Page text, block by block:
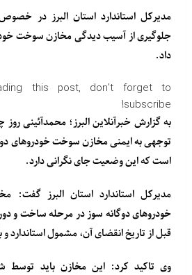
مدیرکل استاندارد استان البرز در
جلوگیری از آسیب دیدگی مخازن سوخت
داد.
this post, don't forget to
subscribe!
به گزارش خبرآنلاین البرز؛ محمدآئینی
توجهی به ایمنی مخازن سوخت خودروهای
است که این وضعیت جای نگرانی دارد.
مدیرکل استاندارد استان البرز
خودروهای دوگانه سوز در مرحله ساخت و
قبل از تاریخ انقضای آن، مشمول استاندارد
وی تاکید کرد: این مخازن باید توسط